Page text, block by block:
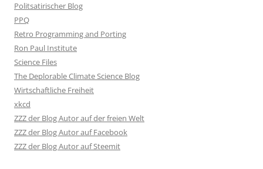
Politsatirischer Blog
PPQ
Retro Programming and Porting
Ron Paul Institute
Science Files
The Deplorable Climate Science Blog
Wirtschaftliche Freiheit
xkcd
ZZZ der Blog Autor auf der freien Welt
ZZZ der Blog Autor auf Facebook
ZZZ der Blog Autor auf Steemit